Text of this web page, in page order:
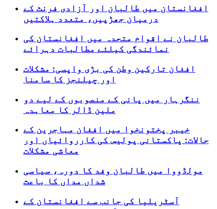
افغانستان میں طالبان اور آزادی فرنٹ کے
درمیان جھڑپیں، متعدد ہلاکتیں
طالبان نے اقوام متحدہ میں افغانستان کی
نمائندگی کیلئے مطالبات دہرائے
افغان تارکین وطن کی بڑی واپسی: مشکلات
اور چیلنجز کا سامنا
ننگرہار میں پانی کے منصوبوں کے لیے دو
ملین ڈالر کا معاہدہ
خیبر پختونخوا میں افغان مہاجرین کے
حالات: پاکستانی پولیس کی کارروائیاں اور
معاشی مشکلات
مولڈووا میں طالبان وفد کا دورہ، سیاسی
شداں مداں کا باعث
آسٹریلیا کی جانب سے افغانستان کے